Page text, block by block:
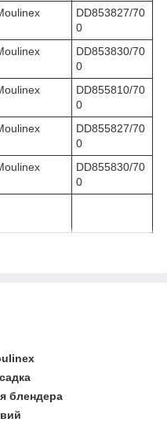
DD853827/70
0
DD853830/70
0
DD855810/70
0
DD855827/70
0
DD855830/70
0
блендера